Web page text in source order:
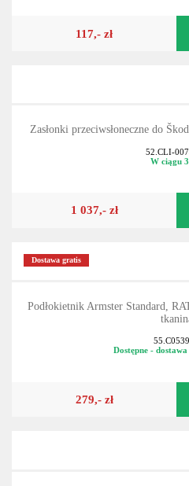
117,- zł
Zasłonki przeciwsłoneczne do
52.CLI-
W ciągu
1 037,- zł
Dostawa gratis
Podłokietnik Armster Standard,
Dostępne -
279,- zł